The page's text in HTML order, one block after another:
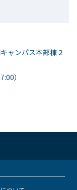
ャンパス本部棟２
）